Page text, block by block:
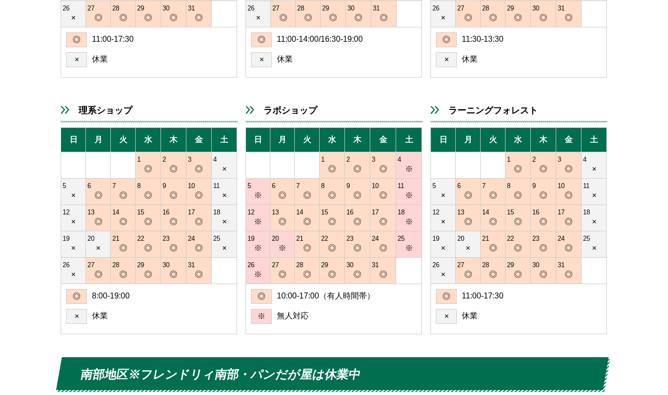
26
×
27
◎
28
◎
29
◎
30
◎
31
◎
◎ 11:00-17:30
× 休業
26
×
27
◎
28
◎
29
◎
30
◎
31
◎
◎ 11:00-14:00/16:30-19:00
× 休業
26
×
27
◎
28
◎
29
◎
30
◎
31
◎
◎ 11:30-13:30
× 休業
理系ショップ
日 月 火 水 木 金 土
1
◎
2
◎
3
◎
4
×
5
×
6
◎
7
◎
8
◎
9
◎
10
◎
11
×
12
×
13
◎
14
◎
15
◎
16
◎
17
◎
18
×
19
×
20
×
21
◎
22
◎
23
◎
24
◎
25
×
26
×
27
◎
28
◎
29
◎
30
◎
31
◎
◎ 8:00-19:00
× 休業
ラボショップ
日 月 火 水 木 金 土
1
◎
2
◎
3
◎
4
※
5
※
6
◎
7
◎
8
◎
9
◎
10
◎
11
※
12
※
13
◎
14
◎
15
◎
16
◎
17
◎
18
※
19
※
20
※
21
◎
22
◎
23
◎
24
◎
25
※
26
※
27
◎
28
◎
29
◎
30
◎
31
◎
◎ 10:00-17:00（有人時間帯）
※ 無人対応
ラーニングフォレスト
日 月 火 水 木 金 土
1
◎
2
◎
3
◎
4
×
5
×
6
◎
7
◎
8
◎
9
◎
10
◎
11
×
12
×
13
◎
14
◎
15
◎
16
◎
17
◎
18
×
19
×
20
×
21
◎
22
◎
23
◎
24
◎
25
×
26
×
27
◎
28
◎
29
◎
30
◎
31
◎
◎ 11:00-17:30
× 休業
南部地区※フレンドリィ南部・パンだが屋は休業中